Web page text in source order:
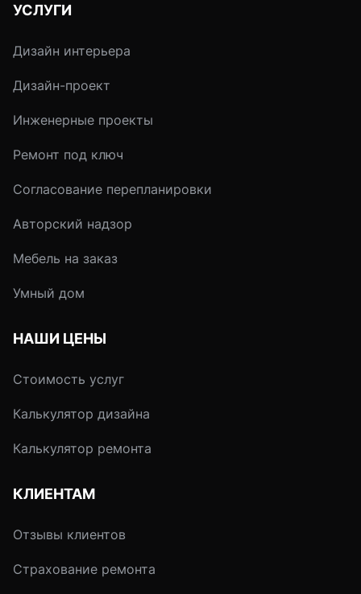
проблем. Однако
решить несколько
дизайна раковины и ее
эксплуатационных
характеристик.
УСЛУГИ
Дизайн интерьера
Дизайн-проект
Инженерные проекты
Ремонт под ключ
Согласование перепланировки
Авторский надзор
Мебель на заказ
Умный дом
НАШИ ЦЕНЫ
Стоимость услуг
Калькулятор дизайна
Калькулятор ремонта
КЛИЕНТАМ
Отзывы клиентов
Страхование ремонта